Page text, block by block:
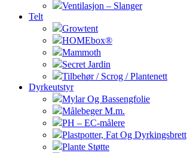
Ventilasjon – Slanger
Telt
Growtent
HOMEbox®
Mammoth
Secret Jardin
Tilbehør / Scrog / Plantenett
Dyrkeutstyr
Mylar Og Bassengfolie
Målebeger M.m.
PH – EC-målere
Plastpotter, Fat Og Dyrkingsbrett
Plante Støtte